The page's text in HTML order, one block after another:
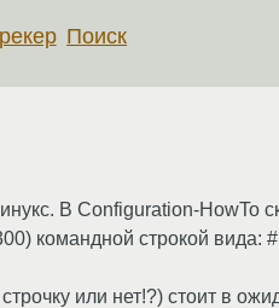
Поиск
В Configuration-HowTo
командной строкой вида:
или нет!?) стоит в